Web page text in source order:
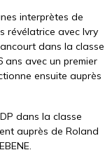
interprètes de
révélatrice avec Ivry
dans la classe
ans avec un premier
ensuite auprès
dans la classe
auprès de Roland